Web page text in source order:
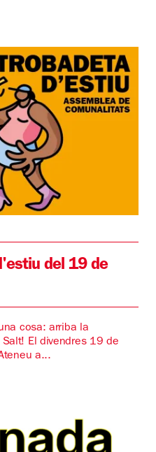
del 19 de
cosa: arriba la
Salt! El divendres 19 de
a...